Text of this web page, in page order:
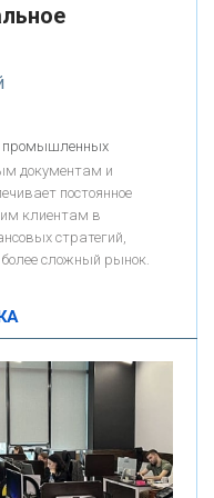
за пять лет
- «Интервью»
когда их дают мне.
промышленных
документам и
постоянное
клиентам в
стратегий,
сложный рынок.